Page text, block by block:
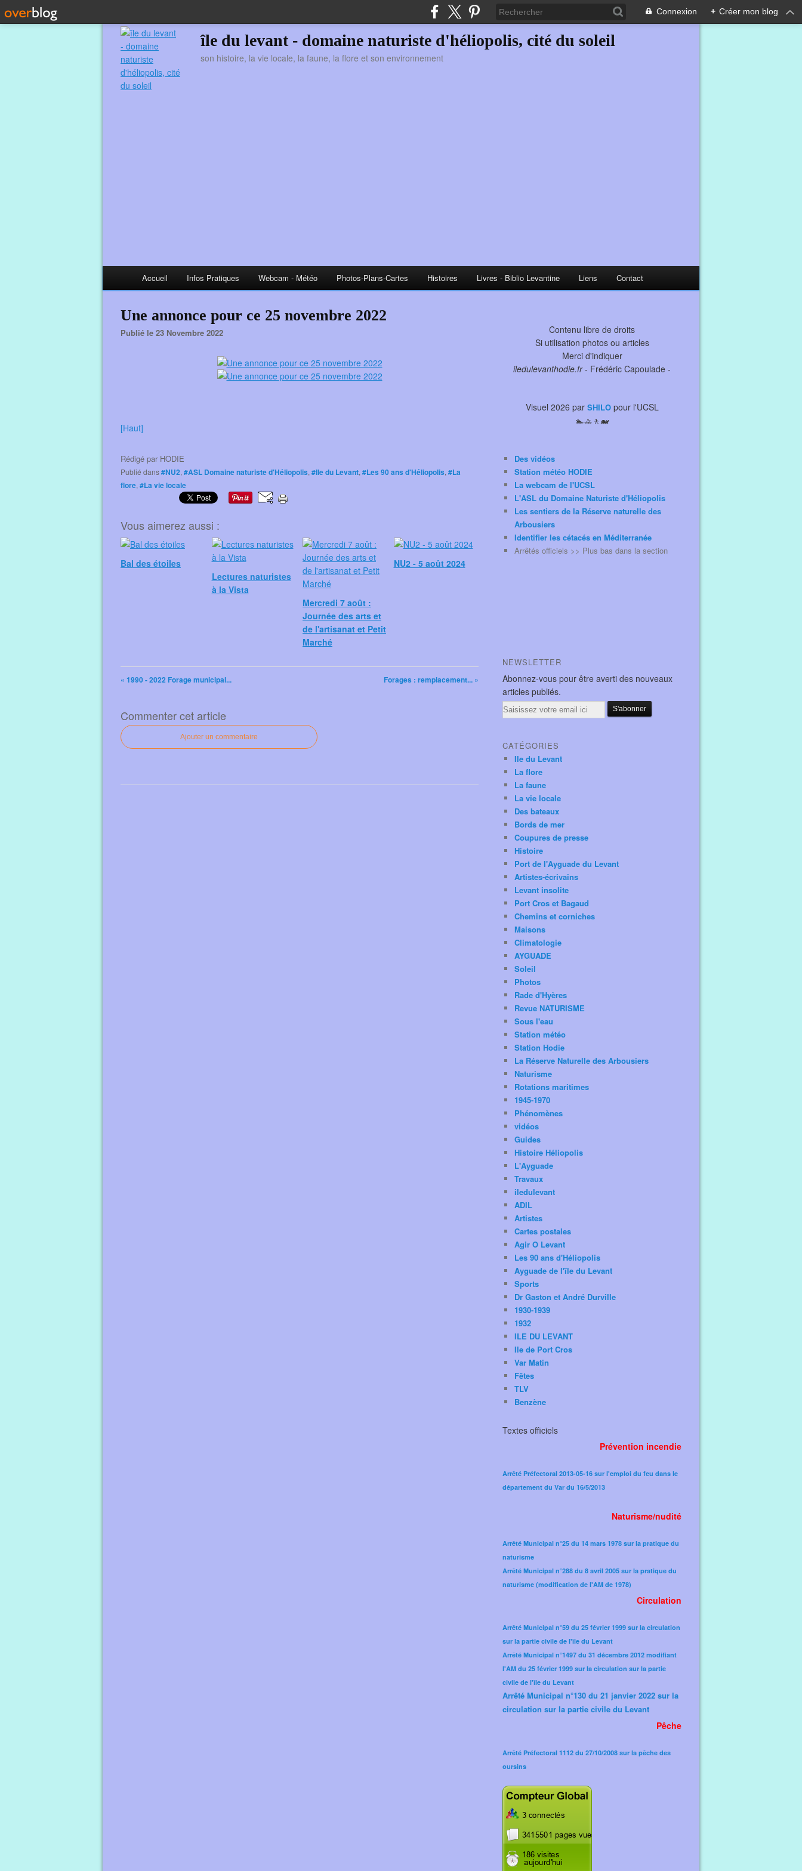
Connexion + Créer mon blog
île du levant - domaine naturiste d'héliopolis, cité du soleil
son histoire, la vie locale, la faune, la flore et son environnement
Accueil Infos Pratiques Webcam - Météo Photos-Plans-Cartes Histoires Livres - Biblio Levantine Liens Contact
Une annonce pour ce 25 novembre 2022
Publié le 23 Novembre 2022
[Haut]
Rédigé par HODIE
Publié dans#NU2, #ASL Domaine naturiste d'Héliopolis, #Ile du Levant, #Les 90 ans d'Héliopolis, #La
flore, #La vie locale
Vous aimerez aussi :
Bal des étoiles
Lectures naturistes
à la Vista
Mercredi 7 août :
Journée des arts et
de l'artisanat et Petit
Marché
NU2 - 5 août 2024
« 1990 - 2022 Forage municipal... Forages : remplacement... »
Commenter cet article
Ajouter un commentaire
Contenu libre de droits
Si utilisation photos ou articles
Merci d'indiquer
iledulevanthodie.fr- Frédéric Capoulade -
Visuel 2026 par SHILOpour l'UCSL
🏊🚣🚶🐋
Des vidéos
Station météo HODIE
La webcam de l'UCSL
L'ASL du Domaine Naturiste d'Héliopolis
Les sentiers de la Réserve naturelle des
Arbousiers
Identifier les cétacés en Méditerranée
Arrêtés officiels >> Plus bas dans la section
NEWSLETTER
Abonnez-vous pour être averti des nouveaux
articles publiés.
Email
CATÉGORIES
Ile du Levant
La flore
La faune
La vie locale
Des bateaux
Bords de mer
Coupures de presse
Histoire
Port de l'Ayguade du Levant
Artistes-écrivains
Levant insolite
Port Cros et Bagaud
Chemins et corniches
Maisons
Climatologie
AYGUADE
Soleil
Photos
Rade d'Hyères
Revue NATURISME
Sous l'eau
Station météo
Station Hodie
La Réserve Naturelle des Arbousiers
Naturisme
Rotations maritimes
1945-1970
Phénomènes
vidéos
Guides
Histoire Héliopolis
L'Ayguade
Travaux
iledulevant
ADIL
Artistes
Cartes postales
Agir O Levant
Les 90 ans d'Héliopolis
Ayguade de l'île du Levant
Sports
Dr Gaston et André Durville
1930-1939
1932
ILE DU LEVANT
Ile de Port Cros
Var Matin
Fêtes
TLV
Benzène
Textes officiels
Prévention incendie
Arrêté Préfectoral 2013-05-16 sur l'emploi du feu dans le
département du Var du 16/5/2013
Naturisme/nudité
Arrêté Municipal n°25 du 14 mars 1978 sur la pratique du
naturisme
Arrêté Municipal n°288 du 8 avril 2005 sur la pratique du
naturisme (modification de l'AM de 1978)​
Circulation
Arrêté Municipal n°59 du 25 février 1999 sur la circulation
sur la partie civile de l'île du Levant
Arrêté Municipal n°1497 du 31 décembre 2012 modifiant
l'AM du 25 février 1999 sur la circulation sur la partie
civile de l'île du Levant
Arrêté Municipal n°130 du 21 janvier 2022 sur la
circulation sur la partie civile du Levant
Pêche
Arrêté Préfectoral 1112 du 27/10/2008 sur la pêche des
oursins